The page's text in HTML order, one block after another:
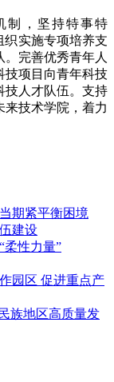
，坚持特事特
织实施专项培养支
完善优秀青年人
技项目向青年科技
技人才队伍。支持
来技术学院，着力
期紧平衡困境
建设
柔性力量”
园区 促进重点产
族地区高质量发